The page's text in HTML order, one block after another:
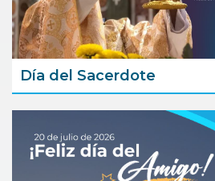
Día del Sacerdote